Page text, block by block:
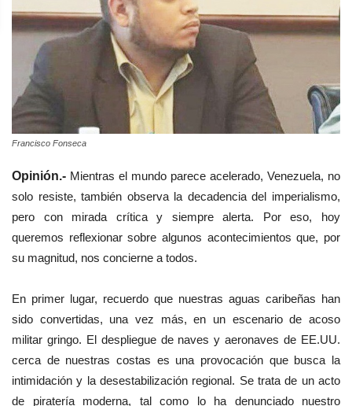
Francisco Fonseca
Opinión.- Mientras el mundo parece acelerado, Venezuela, no
solo resiste, también observa la decadencia del imperialismo,
pero con mirada crítica y siempre alerta. Por eso, hoy
queremos reflexionar sobre algunos acontecimientos que, por
su magnitud, nos concierne a todos.
En primer lugar, recuerdo que nuestras aguas caribeñas han
sido convertidas, una vez más, en un escenario de acoso
militar gringo. El despliegue de naves y aeronaves de EE.UU.
cerca de nuestras costas es una provocación que busca la
intimidación y la desestabilización regional. Se trata de un acto
de piratería moderna, tal como lo ha denunciado nuestro